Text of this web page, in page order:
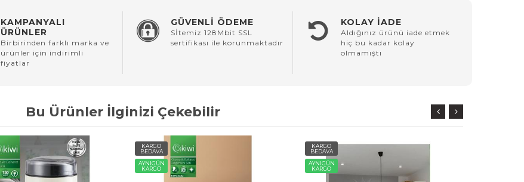
KAMPANYALI
ÜRÜNLER
Birbirinden farklı marka ve
ürünler için indirimli
fiyatlar
GÜVENLİ ÖDEME
Sİtemiz 128Mbit SSL
sertifikası ile korunmaktadır
KOLAY İADE
Aldığınız ürünü iade etmek
hiç bu kadar kolay
olmamıştı
Bu Ürünler İlginizi Çekebilir
KARGO
BEDAVA
AYNIGÜN
KARGO
KARGO
BEDAVA
AYNIGÜN
KARGO